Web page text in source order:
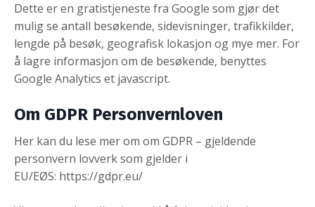
Dette er en gratistjeneste fra Google som gjør det
mulig se antall besøkende, sidevisninger, trafikkilder,
lengde på besøk, geografisk lokasjon og mye mer. For
å lagre informasjon om de besøkende, benyttes
Google Analytics et javascript.
Om GDPR Personvernloven
Her kan du lese mer om om GDPR – gjeldende
personvern lovverk som gjelder i
EU/EØS: https://gdpr.eu/